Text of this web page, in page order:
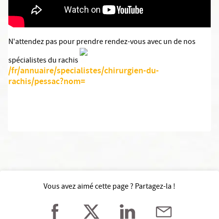
N'attendez pas pour prendre rendez-vous avec un de nos
spécialistes du rachis
/fr/annuaire/specialistes/chirurgien-du-
rachis/pessac?nom=
Vous avez aimé cette page ? Partagez-la !